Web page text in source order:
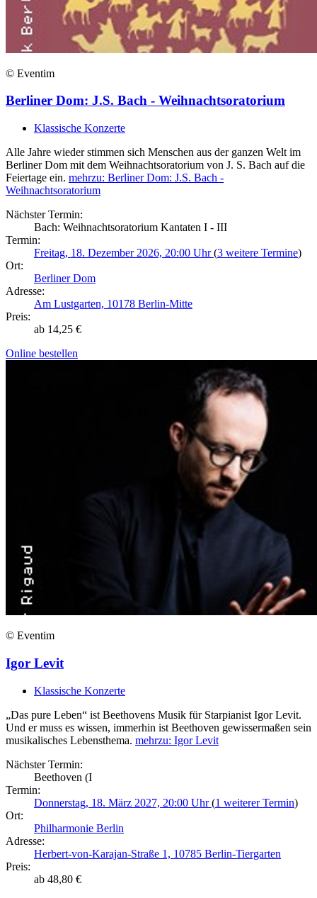
© Eventim
Berliner Dom: J.S. Bach - Weihnachtsoratorium
Klassische Konzerte
Alle Jahre wieder stimmen sich Menschen aus der ganzen Welt im
Berliner Dom mit dem Weihnachtsoratorium von J. S. Bach auf die
Feiertage ein. mehrzu: Berliner Dom: J.S. Bach -
Weihnachtsoratorium
Nächster Termin:
Bach: Weihnachtsoratorium Kantaten I - III
Termin:
Freitag, 18. Dezember 2026, 20:00 Uhr(3 weitere Termine)
Ort:
Berliner Dom
Adresse:
Am Lustgarten, 10178 Berlin-Mitte
Preis:
ab 14,25 €
Online bestellen
© Eventim
Igor Levit
Klassische Konzerte
„Das pure Leben“ ist Beethovens Musik für Starpianist Igor Levit.
Und er muss es wissen, immerhin ist Beethoven gewissermaßen sein
musikalisches Lebensthema. mehrzu: Igor Levit
Nächster Termin:
Beethoven (I
Termin:
Donnerstag, 18. März 2027, 20:00 Uhr(1 weiterer Termin)
Ort:
Philharmonie Berlin
Adresse:
Herbert-von-Karajan-Straße 1, 10785 Berlin-Tiergarten
Preis:
ab 48,80 €